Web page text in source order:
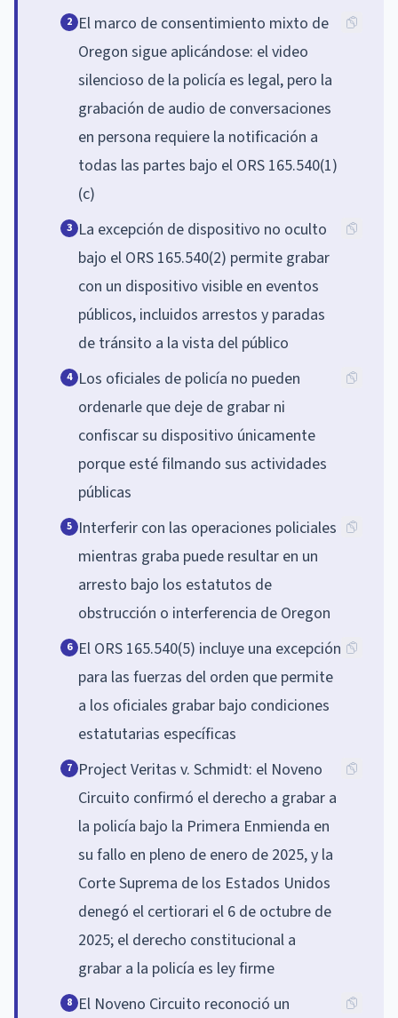
2 El marco de consentimiento mixto de
Oregon sigue aplicándose: el video
silencioso de la policía es legal, pero la
grabación de audio de conversaciones
en persona requiere la notificación a
todas las partes bajo el ORS 165.540(1)
(c)
3 La excepción de dispositivo no oculto
bajo el ORS 165.540(2) permite grabar
con un dispositivo visible en eventos
públicos, incluidos arrestos y paradas
de tránsito a la vista del público
4 Los oficiales de policía no pueden
ordenarle que deje de grabar ni
confiscar su dispositivo únicamente
porque esté filmando sus actividades
públicas
5 Interferir con las operaciones policiales
mientras graba puede resultar en un
arresto bajo los estatutos de
obstrucción o interferencia de Oregon
6 El ORS 165.540(5) incluye una excepción
para las fuerzas del orden que permite
a los oficiales grabar bajo condiciones
estatutarias específicas
7 Project Veritas v. Schmidt: el Noveno
Circuito confirmó el derecho a grabar a
la policía bajo la Primera Enmienda en
su fallo en pleno de enero de 2025, y la
Corte Suprema de los Estados Unidos
denegó el certiorari el 6 de octubre de
2025; el derecho constitucional a
grabar a la policía es ley firme
8 El Noveno Circuito reconoció un